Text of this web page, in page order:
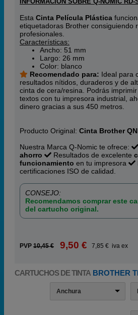
Esta Cinta Película Plástica
etiquetadoras Brother consiguiendo
profesionales.
Características:
Ancho: 51 mm
Largo: 26 mm
Color: blanco
Recomendado para: Ideal para
resultados nítidos, duraderos y de
cinta de cera/resina. Podrás
textos con tu impresora industrial,
dinero gracias a sus 450 metros.
Producto Original: Cinta Brother
Nuestra Marca Q-Nomic te ofrece:
ahorro
Resultados de excelente
funcionamiento en tu impresora
certificaciones ISO de calidad.
CONSEJO:
Recomendamos comprar este
del cartucho original.
PVP 10,45 € 9,50 € 7,85 € iva ex
CARTUCHOS DE TINTA BROTHER
Anchura